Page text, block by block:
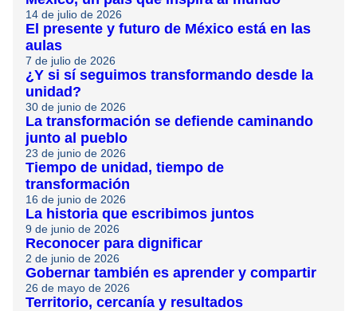
14 de julio de 2026
El presente y futuro de México está en las
aulas
7 de julio de 2026
¿Y si sí seguimos transformando desde la
unidad?
30 de junio de 2026
La transformación se defiende caminando
junto al pueblo
23 de junio de 2026
Tiempo de unidad, tiempo de
transformación
16 de junio de 2026
La historia que escribimos juntos
9 de junio de 2026
Reconocer para dignificar
2 de junio de 2026
Gobernar también es aprender y compartir
26 de mayo de 2026
Territorio, cercanía y resultados